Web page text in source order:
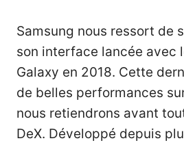
Samsung nous ressort de
son interface lancée avec
Galaxy en 2018. Cette
de belles performances
nous retiendrons avant
DeX. Développé depuis